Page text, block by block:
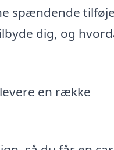
spændende
dig, og
en række